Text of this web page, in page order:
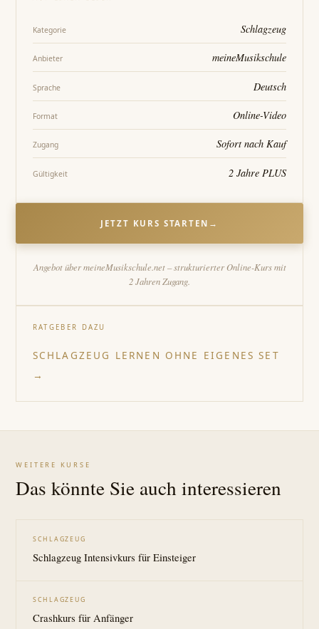
Kategorie Schlagzeug
Anbieter meineMusikschule
Sprache Deutsch
Format Online-Video
Zugang Sofort nach Kauf
Gültigkeit 2 Jahre PLUS
JETZT KURS STARTEN →
Angebot über meineMusikschule.net – strukturierter Online-Kurs mit
2 Jahren Zugang.
RATGEBER DAZU
SCHLAGZEUG LERNEN OHNE EIGENES SET
→
WEITERE KURSE
Das könnte Sie auch interessieren
SCHLAGZEUG
Schlagzeug Intensivkurs für Einsteiger
SCHLAGZEUG
Crashkurs für Anfänger